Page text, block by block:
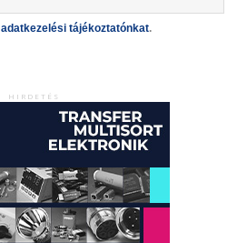
adatkezelési tájékoztatónkat.
HIRDETÉS